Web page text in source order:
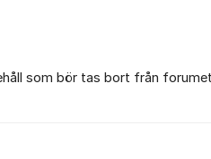
som bör tas bort från